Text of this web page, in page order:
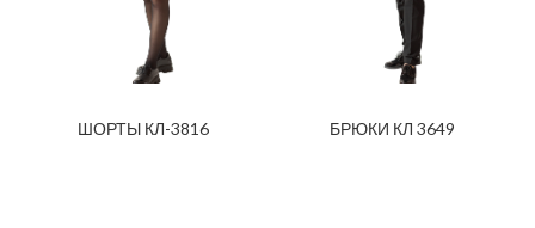
ШОРТЫ КЛ-3816 БРЮКИ КЛ 3649